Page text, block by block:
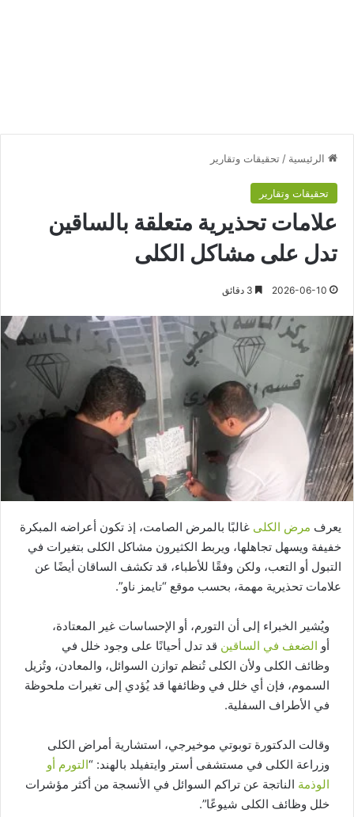
الرئيسية / تحقيقات وتقارير
تحقيقات وتقارير
علامات تحذيرية متعلقة بالساقين
تدل على مشاكل الكلى
2026-06-10
يعرف مرض الكلى غالبًا بالمرض الصامت، إذ تكون أعراضه المبكرة
خفيفة ويسهل تجاهلها، ويربط الكثيرون مشاكل الكلى بتغيرات في
التبول أو التعب، ولكن وفقًا للأطباء، قد تكشف الساقان أيضًا عن
علامات تحذيرية مهمة، بحسب موقع “تايمز ناو”.
ويُشير الخبراء إلى أن التورم، أو الإحساسات غير المعتادة،
أو الضعف في الساقين قد تدل أحيانًا على وجود خلل في
وظائف الكلى ولأن الكلى تُنظم توازن السوائل، والمعادن، وتُزيل
السموم، فإن أي خلل في وظائفها قد يُؤدي إلى تغيرات ملحوظة
في الأطراف السفلية.
وقالت الدكتورة توبوتي موخيرجي، استشارية أمراض الكلى
وزراعة الكلى في مستشفى أستر وايتفيلد بالهند: “التورم أو
الوذمة الناتجة عن تراكم السوائل في الأنسجة من أكثر مؤشرات
خلل وظائف الكلى شيوعًا”.